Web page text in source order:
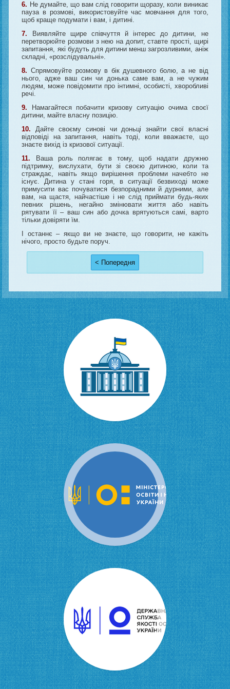
6. Не думайте, що вам слід говорити щоразу, коли виникає
пауза в розмові, використовуйте час мовчання для того,
щоб краще подумати і вам, і дитині.
7.
Виявляйте щире співчуття й інтерес до дитини, не
перетворюйте розмови з нею на допит, ставте прості, щирі
запитання, які будуть для дитини менш загрозливими, аніж
складні, «розслідувальні».
8. Спрямовуйте розмову в бік душевного болю, а не від
нього, адже ваш син чи донька саме вам, а не чужим
людям, може повідомити про інтимні, особисті, хворобливі
речі.
9. Намагайтеся побачити кризову ситуацію очима своєї
дитини, майте власну позицію.
10. Дайте своєму синові чи доньці знайти свої власні
відповіді на запитання, навіть тоді, коли вважаєте, що
знаєте вихід із кризової ситуації.
11. Ваша роль полягає в тому, щоб надати дружню
підтримку, вислухати, бути зі своєю дитиною, коли та
страждає, навіть якщо вирішення проблеми начебто не
існує. Дитина у стані горя, в ситуації безвиході може
примусити вас почуватися безпорадними й дурними, але
вам, на щастя, найчастіше і не слід приймати будь-яких
певних рішень, негайно змінювати життя або навіть
рятувати її – ваш син або дочка врятуються самі, варто
тільки довіряти їм.
І останнє – якщо ви не знаєте, що говорити, не кажіть
нічого, просто будьте поруч.
< Попередня